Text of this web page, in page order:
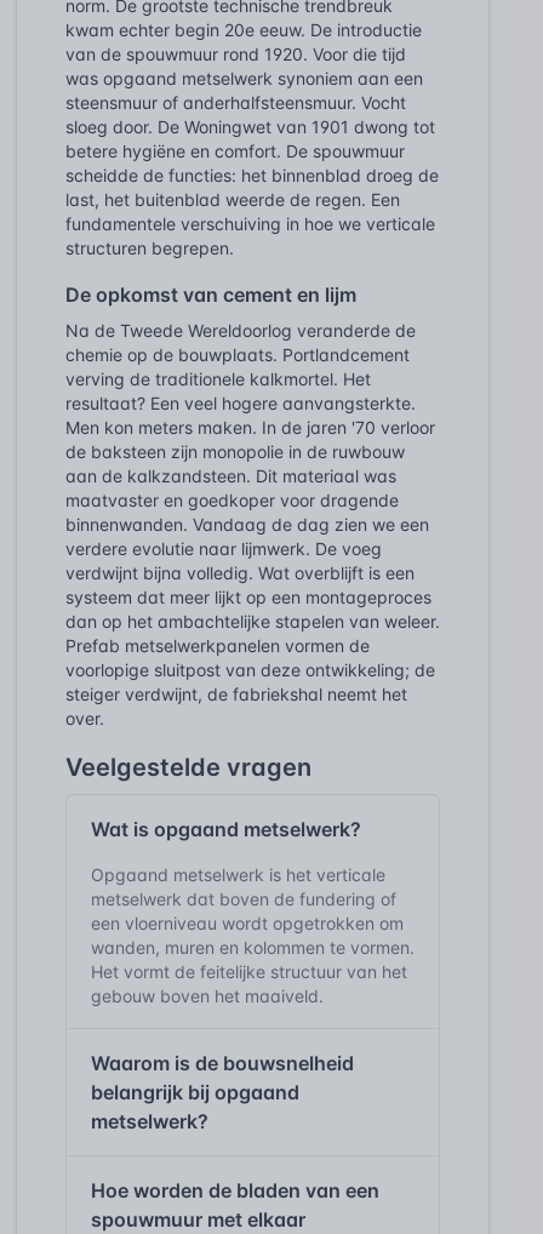
norm. De grootste technische trendbreuk
kwam echter begin 20e eeuw. De introductie
van de spouwmuur rond 1920. Voor die tijd
was opgaand metselwerk synoniem aan een
steensmuur of anderhalfsteensmuur. Vocht
sloeg door. De Woningwet van 1901 dwong tot
betere hygiëne en comfort. De spouwmuur
scheidde de functies: het binnenblad droeg de
last, het buitenblad weerde de regen. Een
fundamentele verschuiving in hoe we verticale
structuren begrepen.
De opkomst van cement en lijm
Na de Tweede Wereldoorlog veranderde de
chemie op de bouwplaats. Portlandcement
verving de traditionele kalkmortel. Het
resultaat? Een veel hogere aanvangsterkte.
Men kon meters maken. In de jaren '70 verloor
de baksteen zijn monopolie in de ruwbouw
aan de kalkzandsteen. Dit materiaal was
maatvaster en goedkoper voor dragende
binnenwanden. Vandaag de dag zien we een
verdere evolutie naar lijmwerk. De voeg
verdwijnt bijna volledig. Wat overblijft is een
systeem dat meer lijkt op een montageproces
dan op het ambachtelijke stapelen van weleer.
Prefab metselwerkpanelen vormen de
voorlopige sluitpost van deze ontwikkeling; de
steiger verdwijnt, de fabriekshal neemt het
over.
Veelgestelde vragen
Wat is opgaand metselwerk?
Opgaand metselwerk is het verticale
metselwerk dat boven de fundering of
een vloerniveau wordt opgetrokken om
wanden, muren en kolommen te vormen.
Het vormt de feitelijke structuur van het
gebouw boven het maaiveld.
Waarom is de bouwsnelheid
belangrijk bij opgaand
metselwerk?
Hoe worden de bladen van een
spouwmuur met elkaar